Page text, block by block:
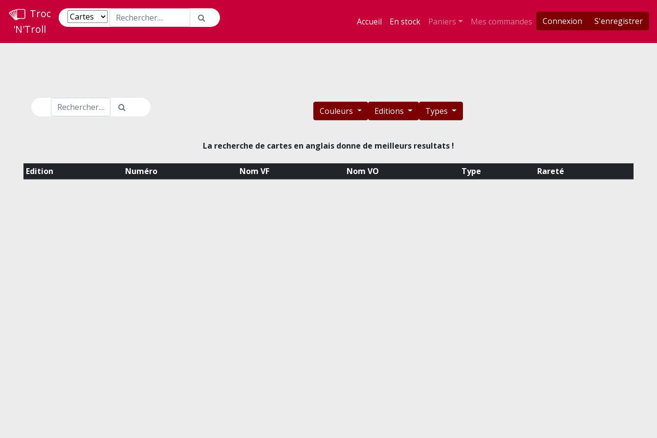
Troc
'N'Troll
Accueil En stock Paniers Mes commandes Connexion S'enregistrer
Couleurs Editions Types
La recherche de cartes en anglais donne de meilleurs resultats !
Edition Numéro Nom VF Nom VO Type Rareté